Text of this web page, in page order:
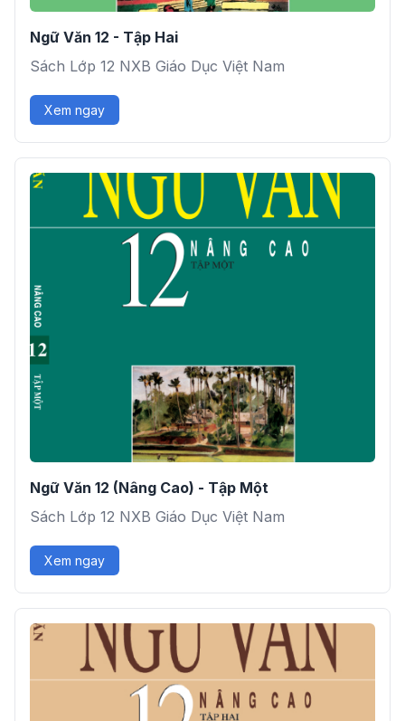
Ngữ Văn 12 - Tập Hai
Sách Lớp 12 NXB Giáo Dục Việt Nam
Xem ngay
Ngữ Văn 12 (Nâng Cao) - Tập Một
Sách Lớp 12 NXB Giáo Dục Việt Nam
Xem ngay